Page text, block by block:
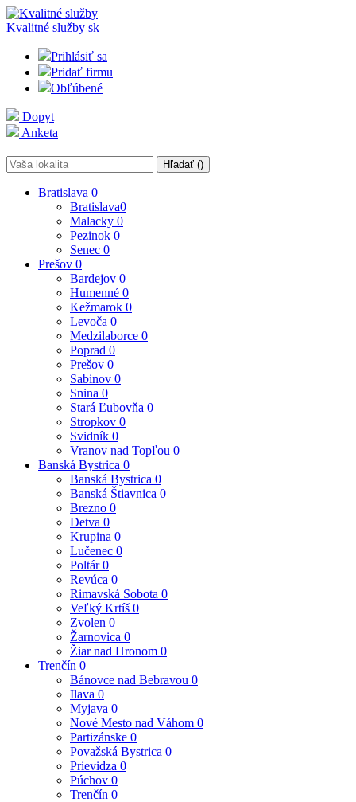
Kvalitné služby sk
Prihlásiť sa
Pridať firmu
Obľúbené
Dopyt
Anketa
Hľadať ()
Bratislava 0
Bratislava0
Malacky 0
Pezinok 0
Senec 0
Prešov 0
Bardejov 0
Humenné 0
Kežmarok 0
Levoča 0
Medzilaborce 0
Poprad 0
Prešov 0
Sabinov 0
Snina 0
Stará Ľubovňa 0
Stropkov 0
Svidník 0
Vranov nad Topľou 0
Banská Bystrica 0
Banská Bystrica 0
Banská Štiavnica 0
Brezno 0
Detva 0
Krupina 0
Lučenec 0
Poltár0
Revúca 0
Rimavská Sobota 0
Veľký Krtíš 0
Zvolen 0
Žarnovica 0
Žiar nad Hronom 0
Trenčín 0
Bánovce nad Bebravou 0
Ilava 0
Myjava 0
Nové Mesto nad Váhom 0
Partizánske 0
Považská Bystrica 0
Prievidza 0
Púchov 0
Trenčín 0